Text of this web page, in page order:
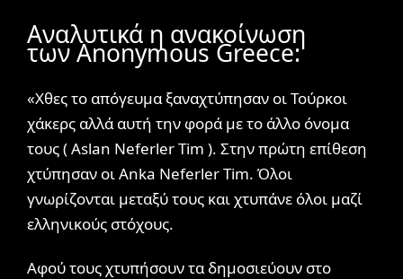
Αναλυτικά η ανακοίνωση
των Anonymous Greece:
«Χθες το απόγευμα ξαναχτύπησαν οι Τούρκοι
χάκερς αλλά αυτή την φορά με το άλλο όνομα
τους ( Aslan Neferler Tim ). Στην πρώτη επίθεση
χτύπησαν οι Anka Neferler Tim. Όλοι
γνωρίζονται μεταξύ τους και χτυπάνε όλοι μαζί
ελληνικούς στόχους.
Αφού τους χτυπήσουν τα δημοσιεύουν στο